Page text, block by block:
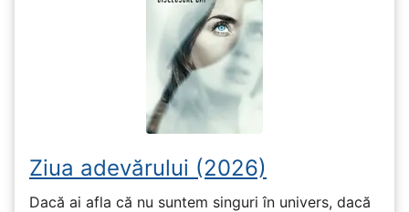
Ziua adevărului (2026)
Dacă ai afla că nu suntem singuri în univers, dacă